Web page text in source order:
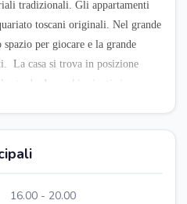
tradizionali. Gli appartamenti
toscani originali. Nel grande
per giocare e la grande
La casa si trova in posizione
strada. In pochi minuti si
16.00 - 20.00